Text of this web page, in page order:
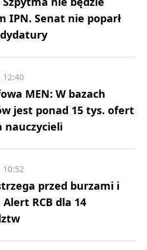
IPN. Senat nie poparł
MEN: W bazach
jest ponad 15 tys. ofert
nauczycieli
12:40
przed burzami i
Alert RCB dla 14
10:52